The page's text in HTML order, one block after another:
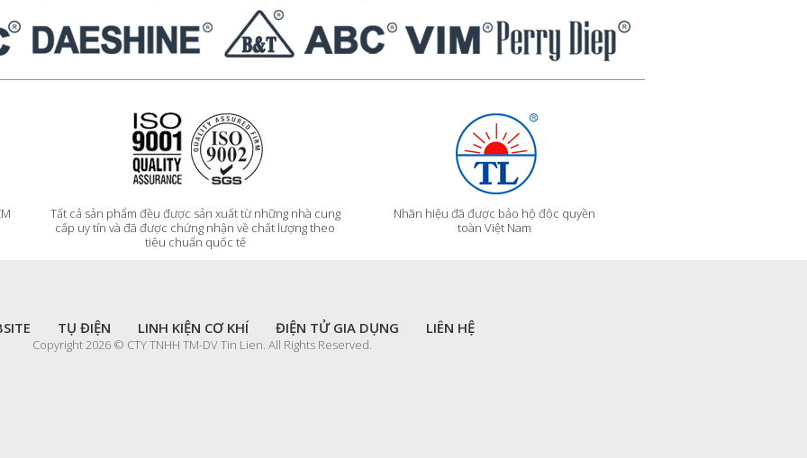
Tất cả sản phẩm đều được sản xuất từ những nhà cung
cấp uy tín và đã được chứng nhận về chất lượng theo
tiêu chuẩn quốc tế
Nhãn hiệu đã được bảo hộ độc quyền
toàn Việt Nam
TỤ ĐIỆN LINH KIỆN CƠ KHÍ ĐIỆN TỬ GIA DỤNG LIÊN HỆ
Copyright 2026 © CTY TNHH TM-DV Tin Lien. All Rights Reserved.